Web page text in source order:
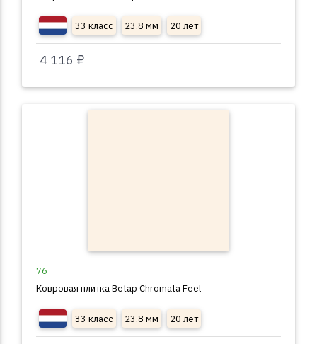
33 класс 23.8 мм 20 лет
4 116 ₽
76
Ковровая плитка Betap Chromata Feel
33 класс 23.8 мм 20 лет